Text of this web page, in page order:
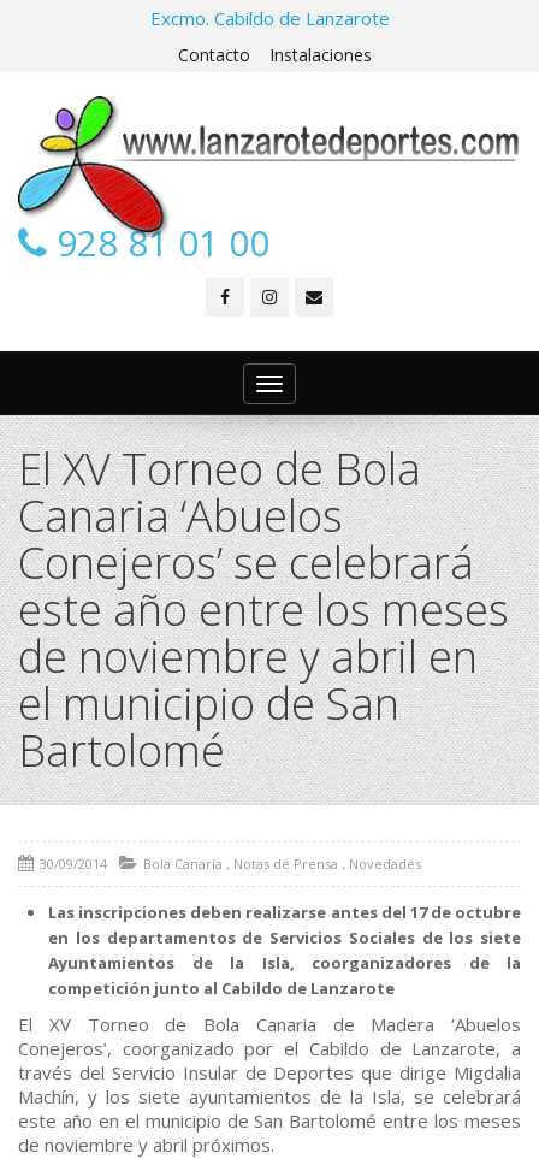
Excmo. Cabildo de Lanzarote
Contacto Instalaciones
928 81 01 00
Toggle
navigation
El XV Torneo de Bola
Canaria ‘Abuelos
Conejeros’ se celebrará
este año entre los meses
de noviembre y abril en
el municipio de San
Bartolomé
30/09/2014 Bola Canaria , Notas de Prensa , Novedades
Las inscripciones deben realizarse antes del 17 de octubre
en los departamentos de Servicios Sociales de los siete
Ayuntamientos de la Isla, coorganizadores de la
competición junto al Cabildo de Lanzarote
El XV Torneo de Bola Canaria de Madera ‘Abuelos
Conejeros’, coorganizado por el Cabildo de Lanzarote, a
través del Servicio Insular de Deportes que dirige Migdalia
Machín, y los siete ayuntamientos de la Isla, se celebrará
este año en el municipio de San Bartolomé entre los meses
de noviembre y abril próximos.